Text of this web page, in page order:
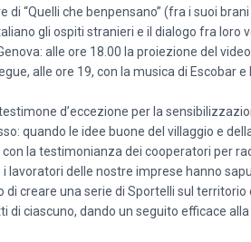
di “Quelli che benpensano” (fra i suoi
gli ospiti stranieri e il dialogo fra
alle ore 18.00 la proiezione del
alle ore 19, con la musica di Escobar
d’eccezione per la
quando le idee buone del villaggio e
la testimonianza dei cooperatori per
lavoratori delle nostre imprese hanno
creare una serie di Sportelli sul
di ciascuno, dando un seguito efficace